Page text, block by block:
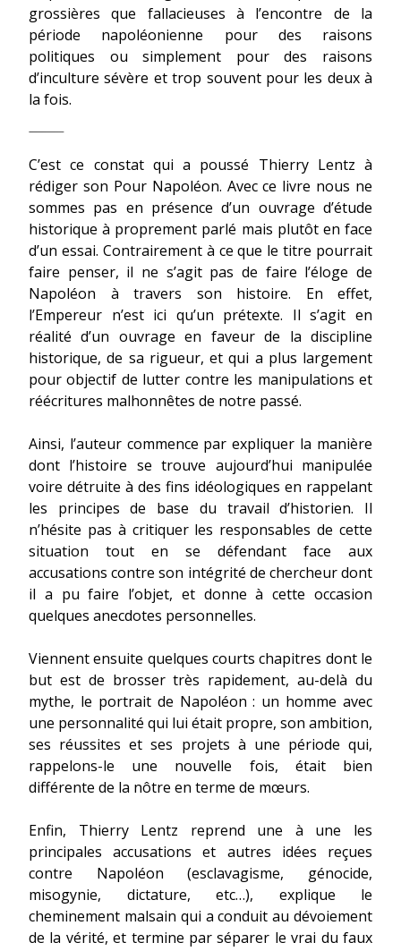
grossières que fallacieuses à l’encontre de la
période napoléonienne pour des raisons
politiques ou simplement pour des raisons
d’inculture sévère et trop souvent pour les deux à
la fois.
C’est ce constat qui a poussé Thierry Lentz à
rédiger son Pour Napoléon. Avec ce livre nous ne
sommes pas en présence d’un ouvrage d’étude
historique à proprement parlé mais plutôt en face
d’un essai. Contrairement à ce que le titre pourrait
faire penser, il ne s’agit pas de faire l’éloge de
Napoléon à travers son histoire. En effet,
l’Empereur n’est ici qu’un prétexte. Il s’agit en
réalité d’un ouvrage en faveur de la discipline
historique, de sa rigueur, et qui a plus largement
pour objectif de lutter contre les manipulations et
réécritures malhonnêtes de notre passé.
Ainsi, l’auteur commence par expliquer la manière
dont l’histoire se trouve aujourd’hui manipulée
voire détruite à des fins idéologiques en rappelant
les principes de base du travail d’historien. Il
n’hésite pas à critiquer les responsables de cette
situation tout en se défendant face aux
accusations contre son intégrité de chercheur dont
il a pu faire l’objet, et donne à cette occasion
quelques anecdotes personnelles.
Viennent ensuite quelques courts chapitres dont le
but est de brosser très rapidement, au-delà du
mythe, le portrait de Napoléon : un homme avec
une personnalité qui lui était propre, son ambition,
ses réussites et ses projets à une période qui,
rappelons-le une nouvelle fois, était bien
différente de la nôtre en terme de mœurs.
Enfin, Thierry Lentz reprend une à une les
principales accusations et autres idées reçues
contre Napoléon (esclavagisme, génocide,
misogynie, dictature, etc…), explique le
cheminement malsain qui a conduit au dévoiement
de la vérité, et termine par séparer le vrai du faux